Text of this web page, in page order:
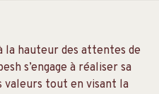
la hauteur des attentes de
s’engage à réaliser sa
valeurs tout en visant la